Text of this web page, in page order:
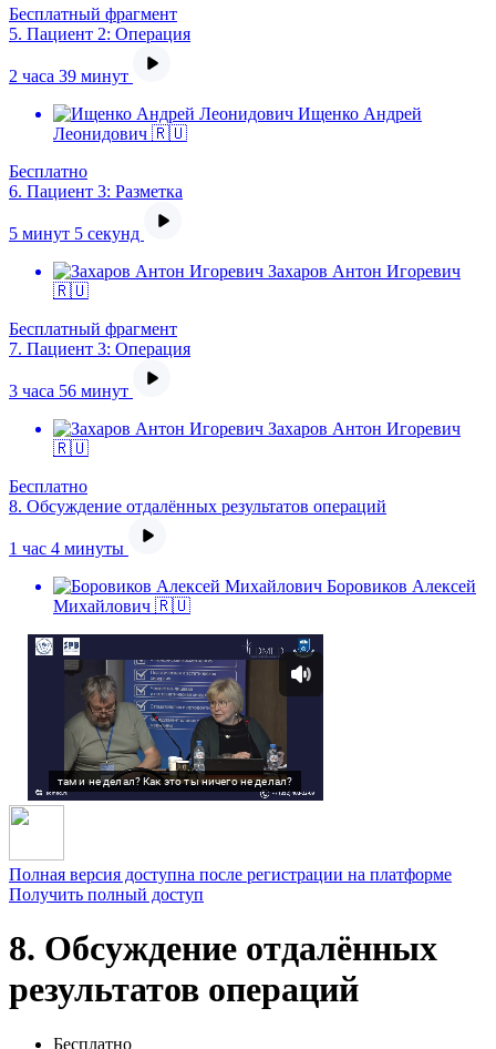
Бесплатный фрагмент
5. Пациент 2: Операция
2 часа 39 минут
Ищенко Андрей
Леонидович 🇷🇺
Бесплатно
6. Пациент 3: Разметка
5 минут 5 секунд
Захаров Антон Игоревич
🇷🇺
Бесплатный фрагмент
7. Пациент 3: Операция
3 часа 56 минут
Захаров Антон Игоревич
🇷🇺
Бесплатно
8. Обсуждение отдалённых результатов операций
1 час 4 минуты
Боровиков Алексей
Михайлович 🇷🇺
Полная версия доступна после регистрации на платформе
Получить полный доступ
8. Обсуждение отдалённых
результатов операций
Бесплатно